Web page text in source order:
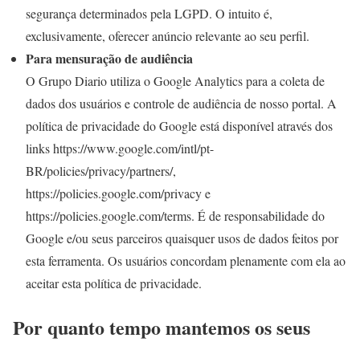
segurança determinados pela LGPD. O intuito é,
exclusivamente, oferecer anúncio relevante ao seu perfil.
Para mensuração de audiência
O Grupo Diario utiliza o Google Analytics para a coleta de
dados dos usuários e controle de audiência de nosso portal. A
política de privacidade do Google está disponível através dos
links https://www.google.com/intl/pt-
BR/policies/privacy/partners/,
https://policies.google.com/privacy e
https://policies.google.com/terms. É de responsabilidade do
Google e/ou seus parceiros quaisquer usos de dados feitos por
esta ferramenta. Os usuários concordam plenamente com ela ao
aceitar esta política de privacidade.
Por quanto tempo mantemos os seus